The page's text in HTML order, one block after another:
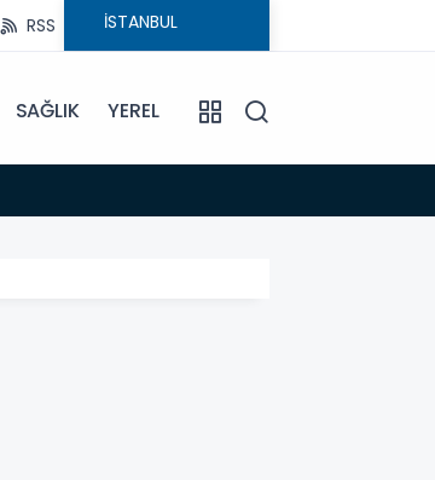
RSS
SAĞLIK YEREL